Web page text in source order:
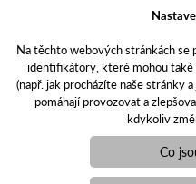
Responzivní web
Toto jsou internetové stránky
a-
Na těchto webových stránkách se
identifikátory, které mohou také
(např. jak procházíte naše stránky
pomáhají provozovat a
kdykoliv
Co